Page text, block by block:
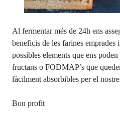
Al fermentar més de 24h ens
beneficis de les farines
possibles elements que ens
fructans o FODMAP’s que
fàcilment absorbibles per el
Bon profit